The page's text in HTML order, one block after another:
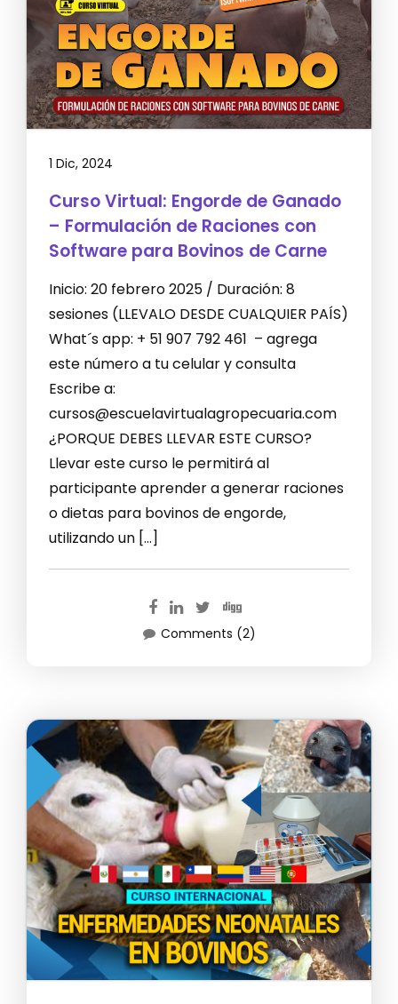
1 Dic, 2024
Curso Virtual: Engorde de Ganado
– Formulación de Raciones con
Software para Bovinos de Carne
Inicio: 20 febrero 2025 / Duración: 8
sesiones (LLEVALO DESDE CUALQUIER PAÍS)
What´s app: + 51 907 792 461 – agrega
este número a tu celular y consulta
Escribe a:
cursos@escuelavirtualagropecuaria.com
¿PORQUE DEBES LLEVAR ESTE CURSO?
Llevar este curso le permitirá al
participante aprender a generar raciones
o dietas para bovinos de engorde,
utilizando un […]
Comments (2)